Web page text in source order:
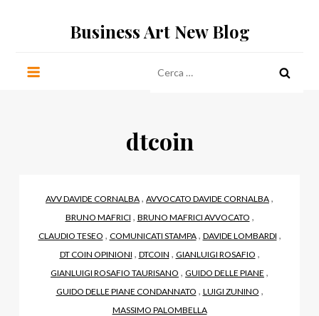
Business Art New Blog
per:
dtcoin
AVV DAVIDE CORNALBA , AVVOCATO DAVIDE CORNALBA ,
BRUNO MAFRICI , BRUNO MAFRICI AVVOCATO ,
CLAUDIO TESEO , COMUNICATI STAMPA, DAVIDE LOMBARDI ,
DT COIN OPINIONI , DTCOIN , GIANLUIGI ROSAFIO ,
GIANLUIGI ROSAFIO TAURISANO , GUIDO DELLE PIANE ,
GUIDO DELLE PIANE CONDANNATO , LUIGI ZUNINO ,
MASSIMO PALOMBELLA